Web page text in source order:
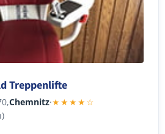
Treppenlifte
Chemnitz·★★★★☆